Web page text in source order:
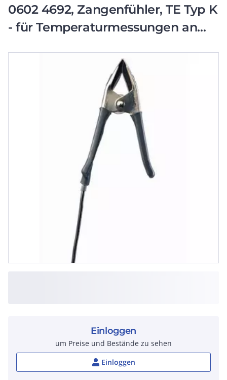
0602 4692, Zangenfühler, TE Typ K
- für Temperaturmessungen an
Einloggen
um Preise und Bestände zu sehen
Einloggen